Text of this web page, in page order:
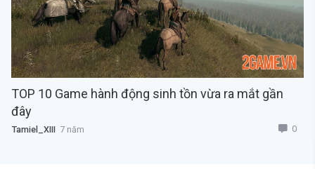
TOP 10 Game hành động sinh tồn vừa ra mắt gần
đây
Tamiel_XIII 7 năm 0